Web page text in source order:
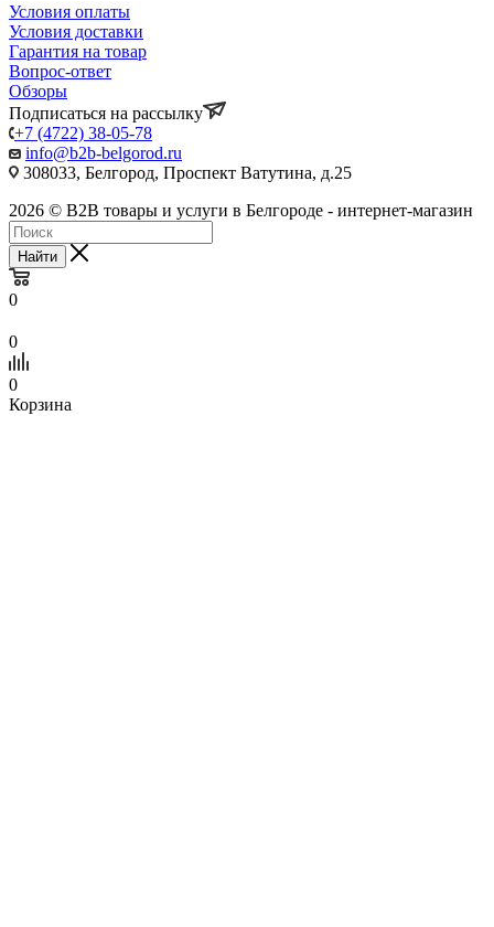
Условия оплаты
Условия доставки
Гарантия на товар
Вопрос-ответ
Обзоры
Подписаться на рассылку
+7 (4722) 38-05-78
info@b2b-belgorod.ru
308033, Белгород, Проспект Ватутина, д.25
2026 © B2B товары и услуги в Белгороде - интернет-магазин
Найти
0
0
0
Корзина